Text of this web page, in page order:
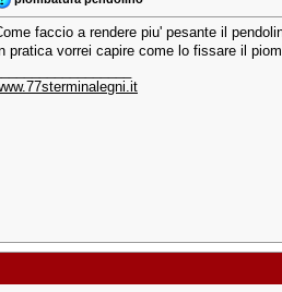
faccio a rendere piu' pesante il
pratica vorrei capire come lo fissare il